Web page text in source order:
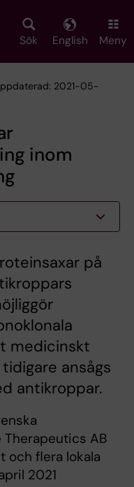
Sök English Meny
2021-05-
inom
på
medicinskt
ansågs
antikroppar.
AB
och flera lokala
2021